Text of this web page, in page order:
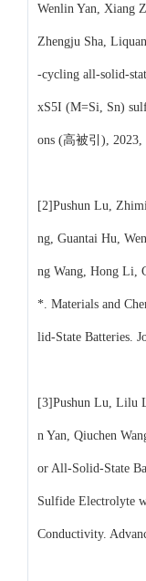
Wenlin Yan, Xiang
Zhengju Sha,
-cycling all-solid-
xS5I (M=Si, Sn)
ons (高被引), 2023,
[2]Pushun Lu,
ng, Guantai Hu,
ng Wang, Hong Li,
*. Materials and
lid-State Batteries.
[3]Pushun Lu, Lilu
n Yan, Qiuchen
or All‐Solid‐State
Sulfide Electrolyte
Conductivity.